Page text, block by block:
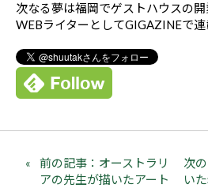
次なる夢は福岡でゲストハウスの開
WEBライターとしてGIGAZINEで
前の記事：オーストラリ
アの先生が描いたアート
次
い